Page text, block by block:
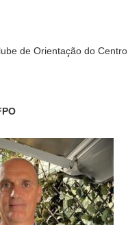
de Orientação do Centro